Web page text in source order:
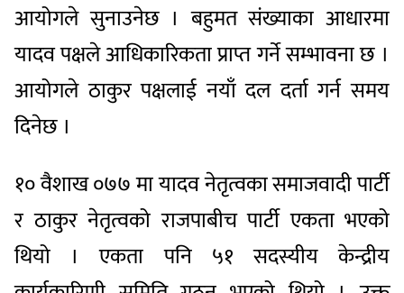
आयोगले सुनाउनेछ । बहुमत संख्याका आधारमा
यादव पक्षले आधिकारिकता प्राप्त गर्ने सम्भावना छ ।
आयोगले ठाकुर पक्षलाई नयाँ दल दर्ता गर्न समय
दिनेछ ।
१० वैशाख ०७७ मा यादव नेतृत्वका समाजवादी पार्टी
र ठाकुर नेतृत्वको राजपाबीच पार्टी एकता भएको
थियो । एकता पनि ५१ सदस्यीय केन्द्रीय